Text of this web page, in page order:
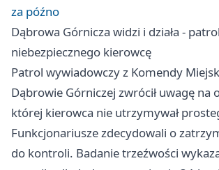
za późno
Dąbrowa Górnicza widzi i działa -
niebezpiecznego kierowcę
Patrol wywiadowczy z Komendy
Dąbrowie Górniczej zwrócił uwagę na
której kierowca nie utrzymywał
Funkcjonariusze zdecydowali o
do kontroli. Badanie trzeźwości